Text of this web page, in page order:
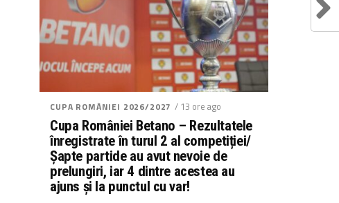
CUPA ROMÂNIEI 2026/2027 / 13 ore ago
Cupa României Betano – Rezultatele
înregistrate în turul 2 al competiției/
Șapte partide au avut nevoie de
prelungiri, iar 4 dintre acestea au
ajuns și la punctul cu var!